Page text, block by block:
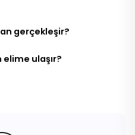
gerçekleşir?
ulaşır?